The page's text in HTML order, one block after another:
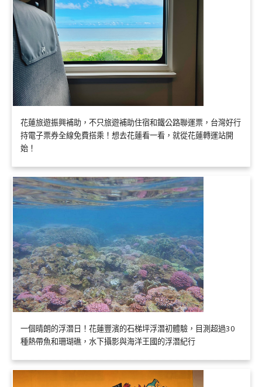
花蓮旅遊振興補助，不只旅遊補助住宿和鐵公路聯運票，台灣好行
持電子票券全線免費搭乘！想去花蓮看一看，就從花蓮轉運站開
始！
一個晴朗的浮潛日！花蓮豐濱的石梯坪浮潛初體驗，目測超過30
種熱帶魚和珊瑚礁，水下攝影與海洋王國的浮潛紀行